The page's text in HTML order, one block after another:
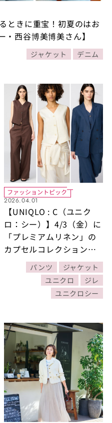
ときに重宝！初夏のはお
西谷博美博美さん】
ジャケット デニム
ファッショントピック
2026.04.01
【UNIQLO : C（ユニク
ロ：シー）】4/3（金）に
「プレミアムリネン」の
カプセルコレクションが
登場！デザイン性と着心
地のよさを両立したアイ
パンツ
ジャケット
ユニクロ
ジレ
ユニクロシー